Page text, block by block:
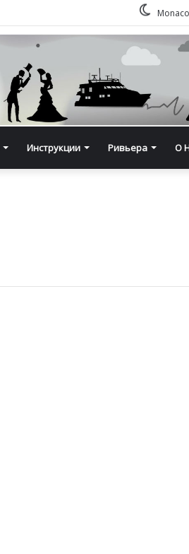
Monaco
Инструкции Ривьера О